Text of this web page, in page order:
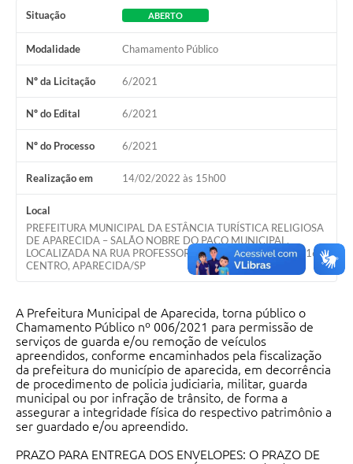
Secretaria de Saúde (Relações ESF)
ISS Online (Gerar Senha de Acesso / Acesso ao Sistema)
Galeria de Fotos
Audiências Públicas
Cemitérios
Arquivos para Download
Galeria de Vídeos
Projetos
Participe mais
Contas Públicas
Editais
Telefones Úteis
Situação ABERTO
Modalidade Chamamento Público
Nº da Licitação 6/2021
Nº do Edital 6/2021
Nº do Processo 6/2021
Realização em 14/02/2022 às 15h00
Local
PREFEITURA MUNICIPAL DA ESTÂNCIA TURÍSTICA RELIGIOSA
DE APARECIDA – SALÃO NOBRE DO PAÇO MUNICIPAL,
LOCALIZADA NA RUA PROFESSOR JOSÉ BORGES RIBEIRO, 167,
CENTRO, APARECIDA/SP
A Prefeitura Municipal de Aparecida, torna público o
Chamamento Público nº 006/2021 para permissão de
serviços de guarda e/ou remoção de veículos
apreendidos, conforme encaminhados pela fiscalização
da prefeitura do município de aparecida, em decorrência
de procedimento de policia judiciaria, militar, guarda
municipal ou por infração de trânsito, de forma a
assegurar a integridade física do respectivo patrimônio a
ser guardado e/ou apreendido.
PRAZO PARA ENTREGA DOS ENVELOPES: O PRAZO DE